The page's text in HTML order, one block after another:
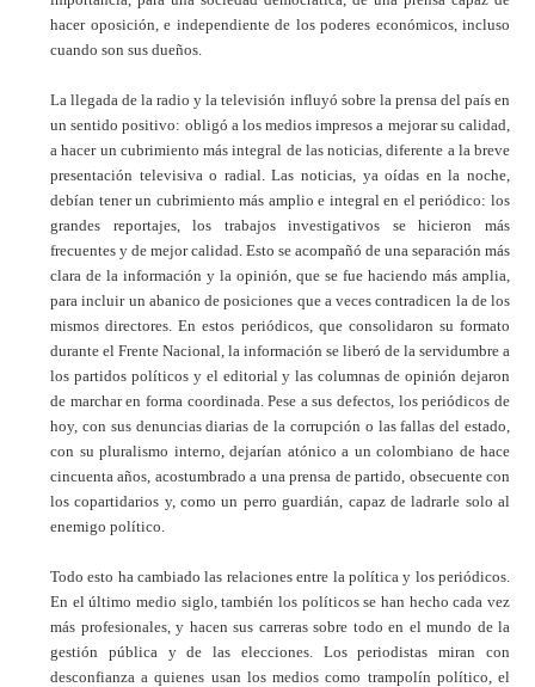
hacer oposición, e independiente de los poderes económicos, incluso
cuando son sus dueños.
La llegada de la radio y la televisión influyó sobre la prensa del país en
un sentido positivo: obligó a los medios impresos a mejorar su calidad,
a hacer un cubrimiento más integral de las noticias, diferente a la breve
presentación televisiva o radial. Las noticias, ya oídas en la noche,
debían tener un cubrimiento más amplio e integral en el periódico: los
grandes reportajes, los trabajos investigativos se hicieron más
frecuentes y de mejor calidad. Esto se acompañó de una separación más
clara de la información y la opinión, que se fue haciendo más amplia,
para incluir un abanico de posiciones que a veces contradicen la de los
mismos directores. En estos periódicos, que consolidaron su formato
durante el Frente Nacional, la información se liberó de la servidumbre a
los partidos políticos y el editorial y las columnas de opinión dejaron
de marchar en forma coordinada. Pese a sus defectos, los periódicos de
hoy, con sus denuncias diarias de la corrupción o las fallas del estado,
con su pluralismo interno, dejarían atónico a un colombiano de hace
cincuenta años, acostumbrado a una prensa de partido, obsecuente con
los copartidarios y, como un perro guardián, capaz de ladrarle solo al
enemigo político.
Todo esto ha cambiado las relaciones entre la política y los periódicos.
En el último medio siglo, también los políticos se han hecho cada vez
más profesionales, y hacen sus carreras sobre todo en el mundo de la
gestión pública y de las elecciones. Los periodistas miran con
desconfianza a quienes usan los medios como trampolín político, el